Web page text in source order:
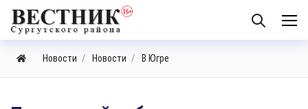
Новости Новости В Югре